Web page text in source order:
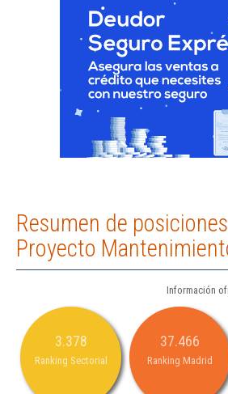
Resumen de
Proyecto
Información
3.378
Ranking Sectorial
37.466
Ranking Madrid